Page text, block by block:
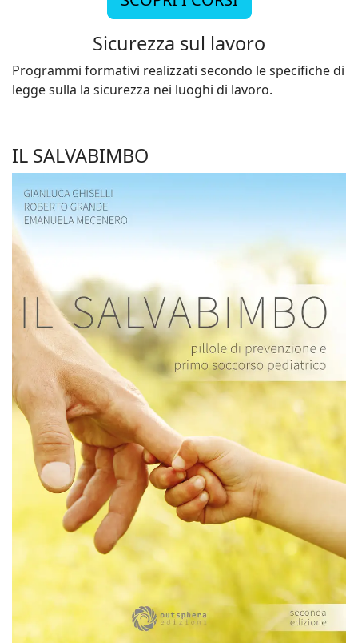
Sicurezza sul lavoro
Programmi formativi realizzati secondo le specifiche di
legge sulla la sicurezza nei luoghi di lavoro.
IL SALVABIMBO